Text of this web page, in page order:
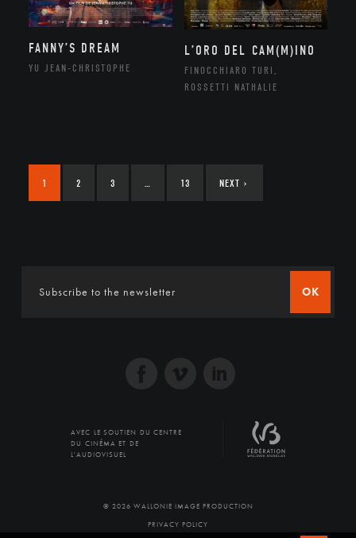
FANNY’S DREAM
YU JEAN-CHRISTOPHE
L’ORO DEL CAM(M)INO
FINOCCHIARO TURI,
ROSSETTI NATHALIE
1 2 3 13 NEXT ›
OK
AVEC LE SOUTIEN DU CENTRE
DU CINÉMA ET DE
L'AUDIOVISUEL
© 2026 WALLONIE IMAGE PRODUCTION
PRIVACY POLICY